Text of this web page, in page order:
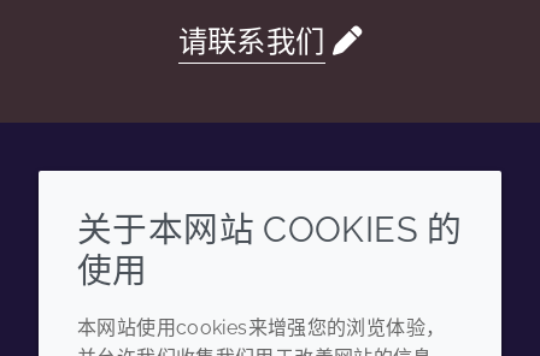
请联系我们
WechatYouku Zhihu Tiktok
企业
年度报告 条款和条件
关于本网站 COOKIES 的
使用
本网站使用cookies来增强您的浏览体验，